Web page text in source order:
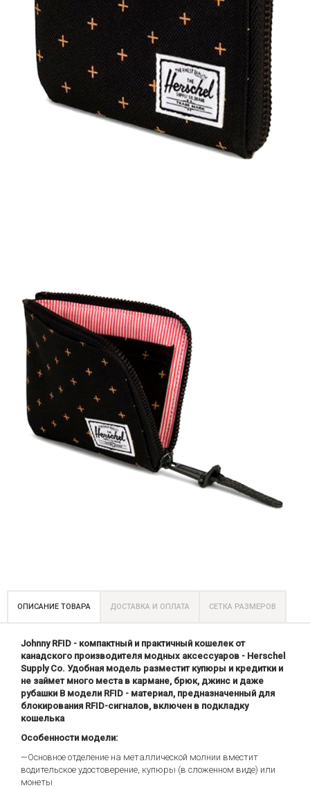
ОПИСАНИЕ ТОВАРА ДОСТАВКА И ОПЛАТА СЕТКА РАЗМЕРОВ
Johnny RFID - компактный и практичный кошелек от
канадского производителя модных аксессуаров - Herschel
Supply Co. Удобная модель разместит купюры и кредитки и
не займет много места в кармане, брюк, джинс и даже
рубашки В модели RFID - материал, предназначенный для
блокирования RFID-сигналов, включен в подкладку
кошелька
Особенности модели:
—Основное отделение на металлической молнии вместит
водительское удостоверение, купюры (в сложенном виде) или
монеты